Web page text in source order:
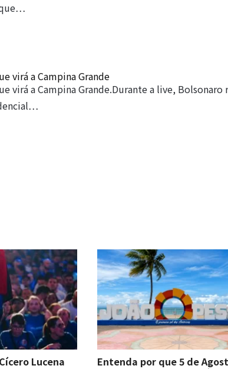
que…
virá a Campina Grande
virá a Campina Grande.Durante a live, Bolsonaro
Lucena
Entenda por que 5 de